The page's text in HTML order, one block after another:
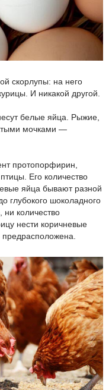
скорлупы: на него
И никакой другой.
белые яйца. Рыжие,
мочками —
протопорфирин,
Его количество
яйца бывают разной
глубокого шоколадного
ни количество
нести коричневые
предрасположена.